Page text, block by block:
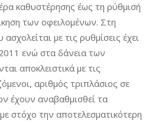
καθυστέρησης έως τη ρύθμισή
των οφειλομένων. Στη
με τις ρυθμίσεις έχει
ενώ στα δάνεια των
αποκλειστικά με τις
αριθμός τριπλάσιος σε
έχουν αναβαθμισθεί τα
στόχο την αποτελεσματικότερη